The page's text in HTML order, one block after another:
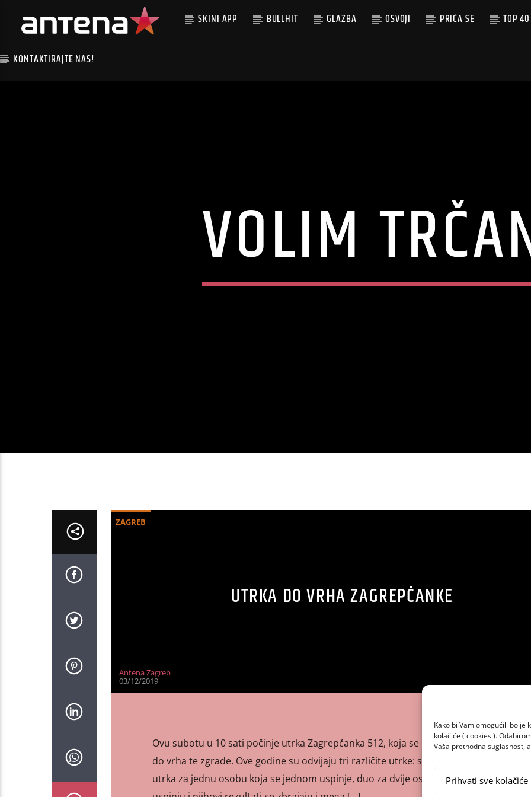
Kako bi Vam omogućili bolje
kolačiće ( cookies ).
Vaša prethodna suglasnost,
Prihvati sve kolačiće
SKINI APP BULLHIT GLAZBA OSVOJI PRIČA SE TOP 40
KONTAKTIRAJTE NAS!
VOLIM
ZAGREB
UTRKA DO VRHA ZAGREPČANKE
Antena Zagreb
03/12/2019
Ovu subotu u 10 sati počinje utrka Zagrepčanka 512, koja se odvija na 490 stepenica
do vrha te zgrade. Ove godine su odvijaju tri različite utrke: solo, duo i mega. Solo je
utrka za jednu osobu koja se jednom uspinje, duo za dvije osobe koje se jednom